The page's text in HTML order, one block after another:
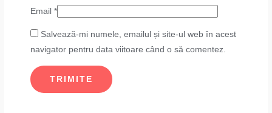
Email*
Salvează-mi numele, emailul și site-ul web în acest
navigator pentru data viitoare când o să comentez.